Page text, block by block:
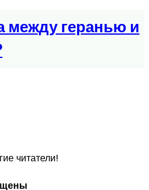
между геранью и
читатели!